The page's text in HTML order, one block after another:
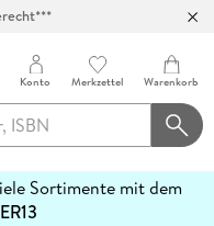
Konto Merkzettel Warenkorb
Sortimente mit dem